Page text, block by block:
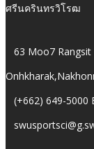
ศรีนครินทรวิโรฒ
63 Moo7 Rangsit
(+662) 649-5000